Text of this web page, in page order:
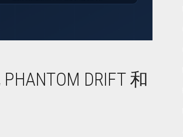
DRIFT 和